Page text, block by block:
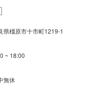
県橿原市十市町1219-1
~ 18:00
無休